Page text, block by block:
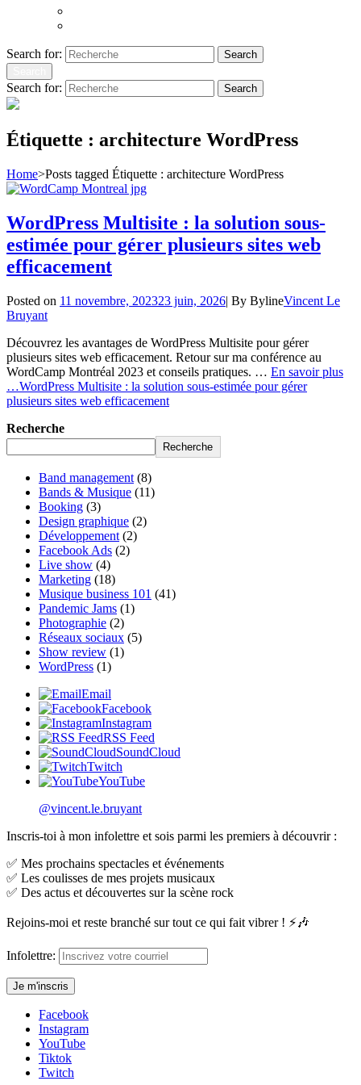
Search for:
Search
Search for: Search
Étiquette : architecture WordPress
Home>Posts tagged Étiquette : architecture WordPress
WordPress Multisite : la solution sous-
estimée pour gérer plusieurs sites web
efficacement
Posted on 11 novembre, 202323 juin, 2026| By BylineVincent Le
Bruyant
Découvrez les avantages de WordPress Multisite pour gérer
plusieurs sites web efficacement. Retour sur ma conférence au
WordCamp Montréal 2023 et conseils pratiques. … En savoir plus
…WordPress Multisite : la solution sous-estimée pour gérer
plusieurs sites web efficacement
Recherche
Recherche
Band management (8)
Bands & Musique (11)
Booking (3)
Design graphique (2)
Développement (2)
Facebook Ads (2)
Live show (4)
Marketing (18)
Musique business 101 (41)
Pandemic Jams (1)
Photographie (2)
Réseaux sociaux (5)
Show review (1)
WordPress (1)
Email
Facebook
Instagram
RSS Feed
SoundCloud
Twitch
YouTube
@vincent.le.bruyant
Inscris-toi à mon infolettre et sois parmi les premiers à découvrir :
✅ Mes prochains spectacles et événements
✅ Les coulisses de mes projets musicaux
✅ Des actus et découvertes sur la scène rock
Rejoins-moi et reste branché sur tout ce qui fait vibrer ! ⚡🎶
Infolettre:
Facebook
Instagram
YouTube
Tiktok
Twitch